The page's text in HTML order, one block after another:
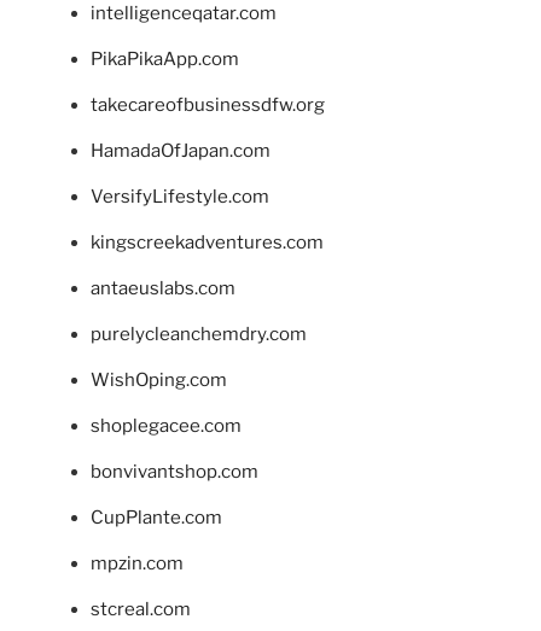
intelligenceqatar.com
PikaPikaApp.com
takecareofbusinessdfw.org
HamadaOfJapan.com
VersifyLifestyle.com
kingscreekadventures.com
antaeuslabs.com
purelycleanchemdry.com
WishOping.com
shoplegacee.com
bonvivantshop.com
CupPlante.com
mpzin.com
stcreal.com